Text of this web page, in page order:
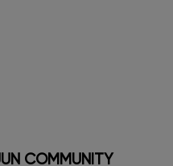
COMMUNITY